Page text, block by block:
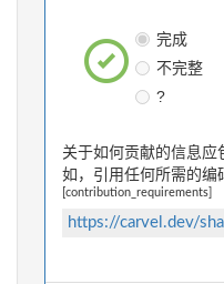
完成
不完整
?
关于如何贡献的信息应
如，引用任何所需的编
[contribution_requirements]
https://carvel.dev/